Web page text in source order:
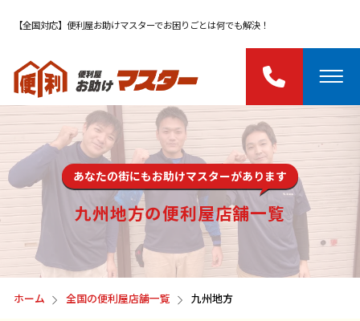
【全国対応】便利屋お助けマスターでお困りごとは何でも解決！
あなたの街にもお助けマスターがあります
九州地方の便利屋店舗一覧
ホーム 全国の便利屋店舗一覧 九州地方